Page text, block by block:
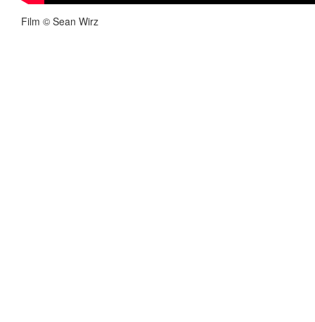
Film © Sean Wirz